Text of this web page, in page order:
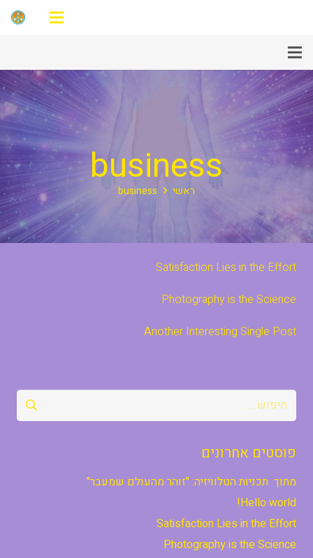
business
ראשי business
Satisfaction Lies in the Effort
Photography is the Science
Another Interesting Single Post
חיפוש:
פוסטים אחרונים
מתוך תכניות הטלוויזיה: "זוהר מהעולם שמעבר"
Hello world!
Satisfaction Lies in the Effort
Photography is the Science